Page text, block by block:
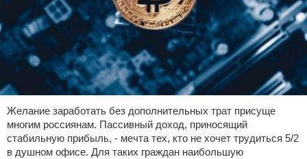
Желание заработать без дополнительных трат присуще
многим россиянам. Пассивный доход, приносящий
стабильную прибыль, - мечта тех, кто не хочет трудиться 5/2
в душном офисе. Для таких граждан наибольшую